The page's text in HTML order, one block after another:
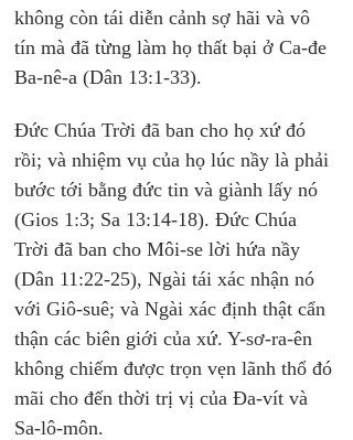
không còn tái diễn cảnh sợ hãi và vô
tín mà đã từng làm họ thất bại ở Ca-đe
Ba-nê-a (Dân 13:1-33).
Đức Chúa Trời đã ban cho họ xứ đó
rồi; và nhiệm vụ của họ lúc nầy là phải
bước tới bằng đức tin và giành lấy nó
(Gios 1:3; Sa 13:14-18). Đức Chúa
Trời đã ban cho Môi-se lời hứa nầy
(Dân 11:22-25), Ngài tái xác nhận nó
với Giô-suê; và Ngài xác định thật cẩn
thận các biên giới của xứ. Y-sơ-ra-ên
không chiếm được trọn vẹn lãnh thổ đó
mãi cho đến thời trị vị của Đa-vít và
Sa-lô-môn.